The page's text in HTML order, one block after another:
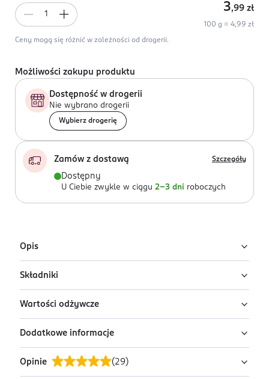
3,99 zł
100 g = 4,99 zł
Ceny mogą się różnić w zależności od drogerii.
Możliwości zakupu produktu
Dostępność w drogerii
Nie wybrano drogerii
Wybierz drogerię
Zamów z dostawą Szczegóły
Dostępny
U Ciebie zwykle w ciągu 2-3 dni roboczych
Opis
Deserek Gerber jabłko-śliwka-marchewka to środek
spożywczy specjalnego przeznaczenia żywieniowego
dla niemowląt i małych dzieci.
Idealny do podania:
jako smaczny deser lub owocowa przekąska
między posiłkami,
Składniki
70% jabłko, 20% śliwka, 10% marchewka, sok
cytrynowy, witamina C.
Wartości odżywcze
Wartość energetyczna:
Tłuszcz: 0,1 g
Dodatkowe informacje
PRZYGOTOWANIE I STOSOWANIE
Opinie (29)